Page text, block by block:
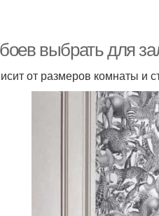
выбрать для
от размеров комнаты и